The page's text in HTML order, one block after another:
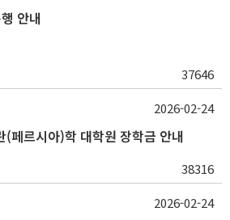
안내
37646
르시아)학 대학원 장학금 안내
38316
2026-02-24
2026-02-24